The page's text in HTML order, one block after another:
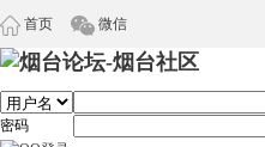
首页 微信
密码